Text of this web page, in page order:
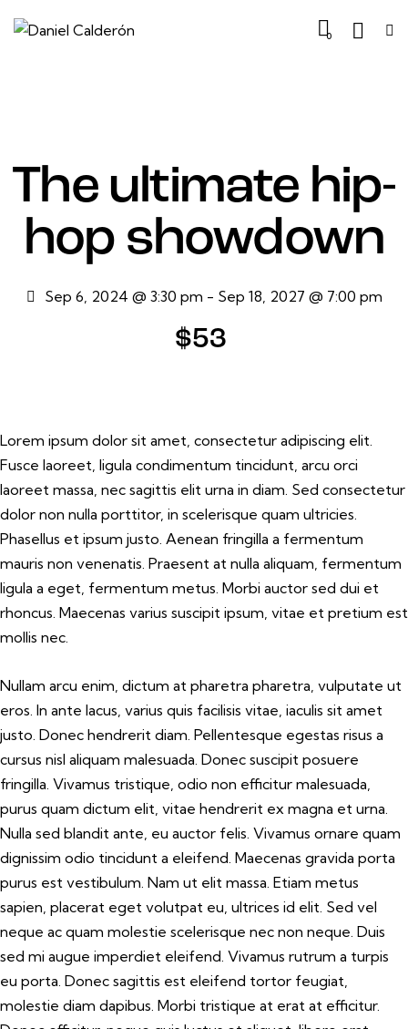
0
The ultimate hip-
hop showdown
Sep 6, 2024 @ 3:30 pm - Sep 18, 2027 @ 7:00 pm
$53
Lorem ipsum dolor sit amet, consectetur adipiscing elit.
Fusce laoreet, ligula condimentum tincidunt, arcu orci
laoreet massa, nec sagittis elit urna in diam. Sed consectetur
dolor non nulla porttitor, in scelerisque quam ultricies.
Phasellus et ipsum justo. Aenean fringilla a fermentum
mauris non venenatis. Praesent at nulla aliquam, fermentum
ligula a eget, fermentum metus. Morbi auctor sed dui et
rhoncus. Maecenas varius suscipit ipsum, vitae et pretium est
mollis nec.
Nullam arcu enim, dictum at pharetra pharetra, vulputate ut
eros. In ante lacus, varius quis facilisis vitae, iaculis sit amet
justo. Donec hendrerit diam. Pellentesque egestas risus a
cursus nisl aliquam malesuada. Donec suscipit posuere
fringilla. Vivamus tristique, odio non efficitur malesuada,
purus quam dictum elit, vitae hendrerit ex magna et urna.
Nulla sed blandit ante, eu auctor felis. Vivamus ornare quam
dignissim odio tincidunt a eleifend. Maecenas gravida porta
purus est vestibulum. Nam ut elit massa. Etiam metus
sapien, placerat eget volutpat eu, ultrices id elit. Sed vel
neque ac quam molestie scelerisque nec non neque. Duis
sed mi augue imperdiet eleifend. Vivamus rutrum a turpis
eu porta. Donec sagittis est eleifend tortor feugiat,
molestie diam dapibus. Morbi tristique at erat at efficitur.